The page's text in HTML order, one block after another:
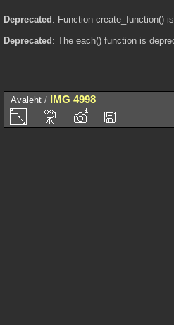
Deprecated : Function create_function()
Deprecated : The each() function is
Avaleht / IMG 4998